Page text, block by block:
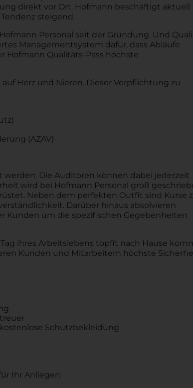
direkt vor Ort. Hofmann beschäftigt aktuell
steigend.
Personal seit der Gründung. Und
Managementsystem dafür, dass Abläufe
Hofmann Qualitäts-Pass höchste
Herz und Nieren. Dieser Verpflichtung zu
(AZAV)
Die Auditoren können dabei jederzeit
wird bei Hofmann Personal groß
Neben dem perfekten Outfit sind Kurse
Darüber hinaus absolvieren
Kunden um die spezifischen Gegebenheiten
ihres Arbeitslebens topfit nach Hause
Kunden und Mitarbeitern höchste
Schutzbekleidung
Ihr Anliegen